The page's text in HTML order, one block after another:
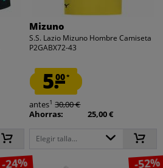
Mizuno
S.S. Lazio Mizuno Hombre Camiseta
P2GABX72-43
5.00*
antes1 30,00 €
Ahorras:
25,00 €
Elegir talla...
-24% -52%